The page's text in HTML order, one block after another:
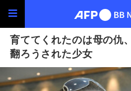
育ててくれたのは母の仇
翻ろうされた少女